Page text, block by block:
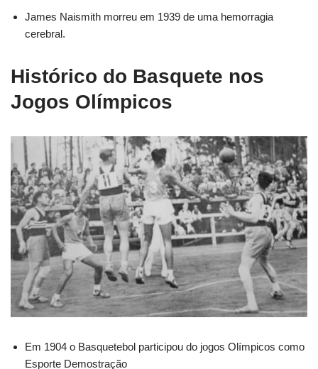
James Naismith morreu em 1939 de uma hemorragia
cerebral.
Histórico do Basquete nos
Jogos Olímpicos
Em 1904 o Basquetebol participou do jogos Olímpicos como
Esporte Demostração